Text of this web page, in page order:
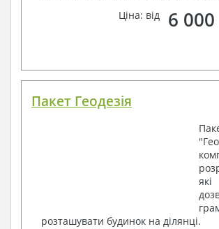
Ціна: від
6 000
Пакет Геодезія
які
розташувати будинок на ділянці.